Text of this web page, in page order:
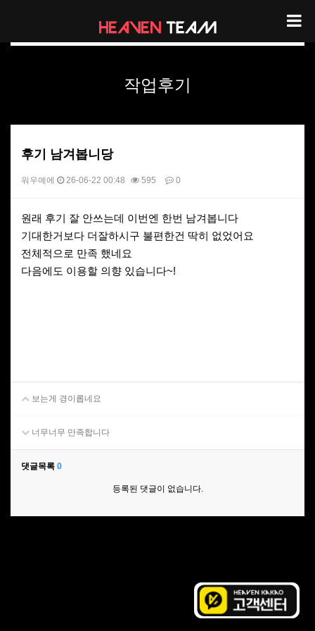
작업후기
후기 남겨봅니당
워우예에 26-06-22 00:48 595 0
본문
원래 후기 잘 안쓰는데 이번엔 한번 남겨봅니다
기대한거보다 더잘하시구 불편한건 딱히 없었어요
전체적으로 만족 했네요
다음에도 이용할 의향 있습니다~!
보는게 경이롭네요
너무너무 만족합니다
댓글목록 0
등록된 댓글이 없습니다.